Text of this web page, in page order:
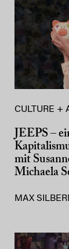
CULTURE +
JEEPS –
mit
Michaela
MAX